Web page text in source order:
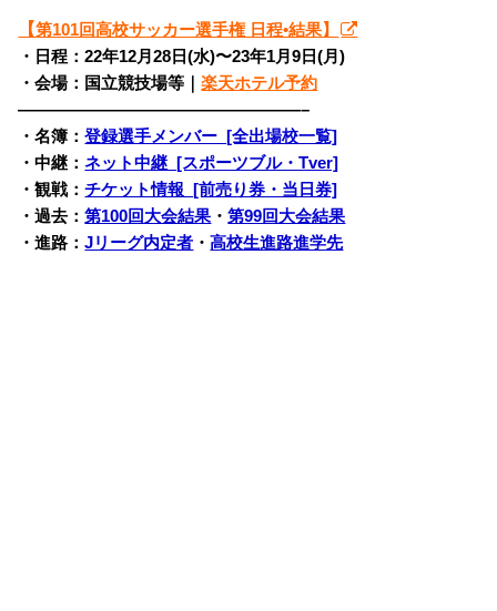
【第101回高校サッカー選手権 日程•結果】
・日程：22年12月28日(水)〜23年1月9日(月)
・会場：国立競技場等｜楽天ホテル予約
—————————————————–
・名簿：登録選手メンバー [全出場校一覧]
・中継：ネット中継 [スポーツブル・Tver]
・観戦：チケット情報 [前売り券・当日券]
・過去：第100回大会結果 ・第99回大会結果
・進路：Jリーグ内定者 ・高校生進路進学先